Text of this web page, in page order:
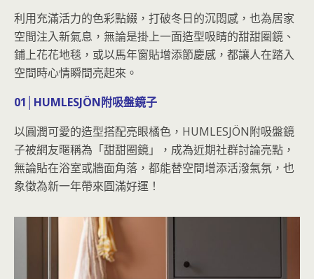
利用充滿活力的色彩點綴，打破冬日的沉悶感，也為居家
空間注入新氣息，無論是掛上一面造型吸睛的甜甜圈鏡、
鋪上花花地毯，或以馬年窗貼增添節慶感，都讓人在踏入
空間時心情瞬間亮起來。
01│HUMLESJÖN附吸盤鏡子
以圓潤可愛的造型搭配亮眼橘色，HUMLESJÖN附吸盤鏡
子被網友暱稱為「甜甜圈鏡」，成為近期社群討論亮點，
無論貼在浴室或牆面角落，都能替空間增添活潑氣氛，也
象徵為新一年帶來圓滿好運！